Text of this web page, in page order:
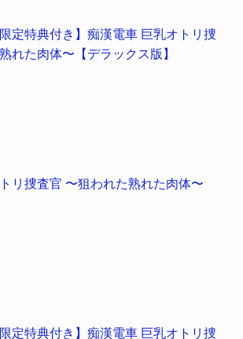
定特典付き】痴漢電車 巨乳オトリ捜
れた肉体〜【デラックス版】
リ捜査官 〜狙われた熟れた肉体〜
定特典付き】痴漢電車 巨乳オトリ捜